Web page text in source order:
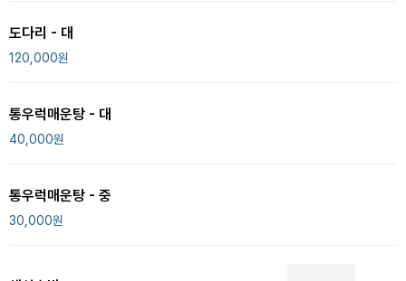
도다리 - 대
120,000원
통우럭매운탕 - 대
40,000원
통우럭매운탕 - 중
30,000원